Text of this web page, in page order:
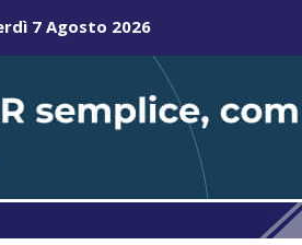
7 Agosto 2026